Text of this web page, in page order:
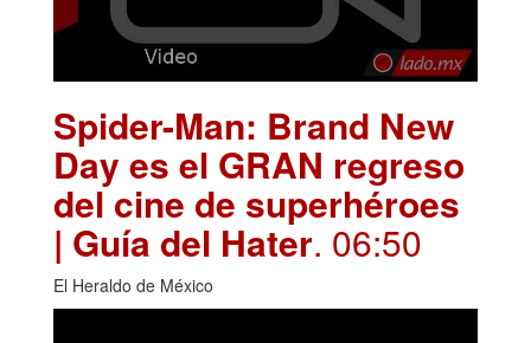
Spider-Man: Brand New
Day es el GRAN regreso
del cine de superhéroes
| Guía del Hater. 06:50
El Heraldo de México